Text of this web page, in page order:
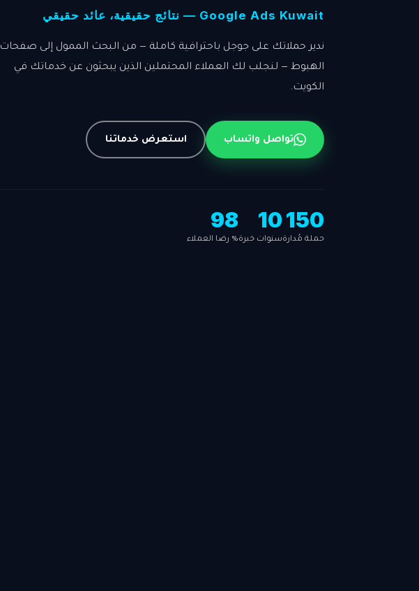
Google Ads Kuwait — نتائج حقيقية، عائد حقيقي
ندير حملاتك على جوجل باحترافية كاملة — من البحث الممول إلى صفحات
الهبوط — لنجلب لك العملاء المحتملين الذين يبحثون عن خدماتك في
الكويت.
تواصل واتساب استعرض خدماتنا
150
حملة مُدارة
10
سنوات خبرة
98
% رضا العملاء